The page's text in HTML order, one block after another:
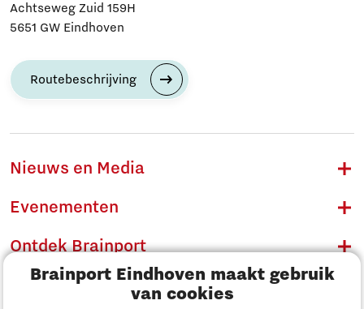
Brainport Eindhoven maakt gebruik
van cookies
Achtseweg Zuid 159H
5651 GW Eindhoven
Routebeschrijving
Nieuws en Media
Evenementen
Ontdek Brainport
Innovatie